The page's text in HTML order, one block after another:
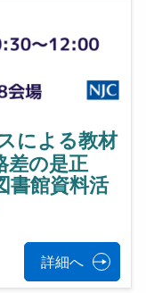
による教材
差の是正
書館資料活
詳細へ